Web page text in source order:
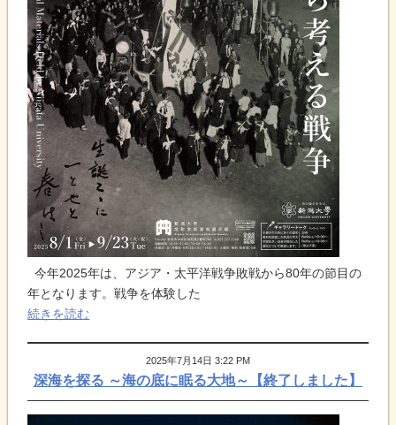
今年2025年は、アジア・太平洋戦争敗戦から80年の節目の
年となります。戦争を体験した
続きを読む
2025年7月14日 3:22 PM
深海を探る ～海の底に眠る大地～【終了しました】